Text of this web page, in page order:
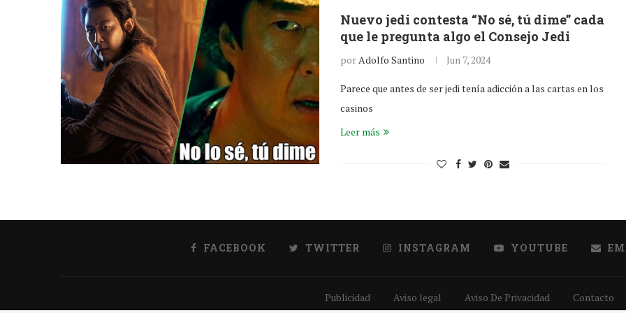
Nuevo jedi contesta “No sé, tú dime” cada
que le pregunta algo el Consejo Jedi
porAdolfo Santino Jun 7, 2024
Parece que antes de ser jedi tenía adicción a las cartas en los
casinos
Leer más
FACEBOOK TWITTER INSTAGRAM YOUTUBE
Publicidad Aviso legal Aviso De Privacidad Contacto